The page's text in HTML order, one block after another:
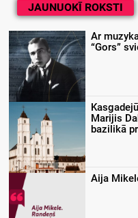
JAUNUOKĪ ROKSTI
Ar
“Gors”
Marijis
bazilikā
Aija